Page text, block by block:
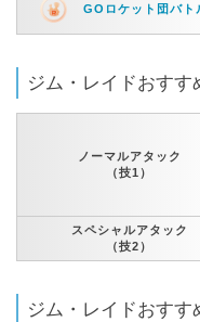
GOロケット団バト
ジム・レイドおすす
ノーマルアタック
（技1）
スペシャルアタック
（技2）
ジム・レイドおすす